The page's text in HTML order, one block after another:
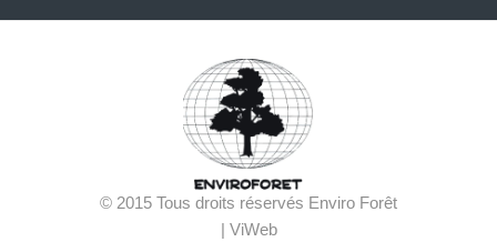
© 2015 Tous droits réservés Enviro Forêt
| ViWeb